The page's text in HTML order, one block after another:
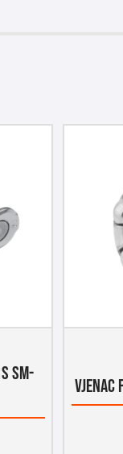
SM-
VJENAC